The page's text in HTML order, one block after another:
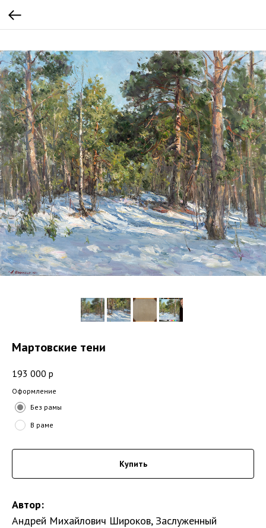
Мартовские тени
193 000 р
Оформление
Без рамы
В раме
Купить
Автор:
Андрей Михайлович Широков, Заслуженный